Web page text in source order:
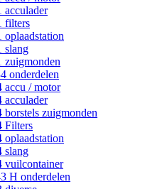
acculader
filters
oplaadstation
slang
zuigmonden
onderdelen
accu / motor
acculader
borstels zuigmonden
Filters
oplaadstation
slang
vuilcontainer
H onderdelen